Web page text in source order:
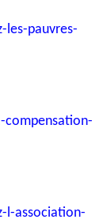
les-pauvres-
compensation-
l-association-